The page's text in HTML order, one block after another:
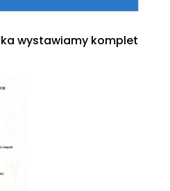
wystawiamy komplet